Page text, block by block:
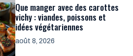
Que manger avec des carottes
vichy : viandes, poissons et
idées végétariennes
août 8, 2026